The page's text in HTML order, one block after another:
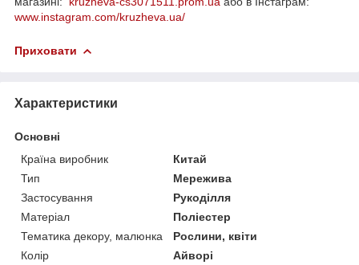
www.instagram.com/kruzheva.ua/
Приховати
Характеристики
Основні
Країна виробник
Китай
Тип
Мережива
Застосування
Рукоділля
Матеріал
Поліестер
Тематика декору, малюнка
Рослини, квіти
Колір
Айворі